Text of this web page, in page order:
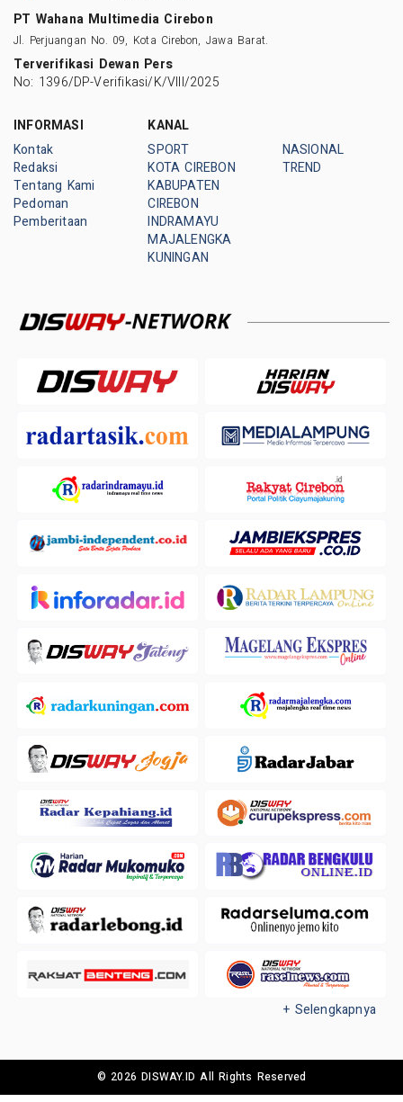
PT Wahana Multimedia Cirebon
Jl. Perjuangan No. 09, Kota Cirebon, Jawa Barat.
Terverifikasi Dewan Pers
No: 1396/DP-Verifikasi/K/VIII/2025
INFORMASI
Kontak
Redaksi
Tentang Kami
Pedoman
Pemberitaan
KANAL
SPORT
KOTA CIREBON
KABUPATEN
CIREBON
INDRAMAYU
MAJALENGKA
KUNINGAN
NASIONAL
TREND
+ Selengkapnya
© 2026 DISWAY.ID All Rights Reserved